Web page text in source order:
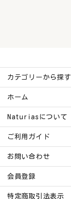
カテゴリーから探す
ホーム
Naturiasについて
ご利用ガイド
お問い合わせ
会員登録
特定商取引法表示